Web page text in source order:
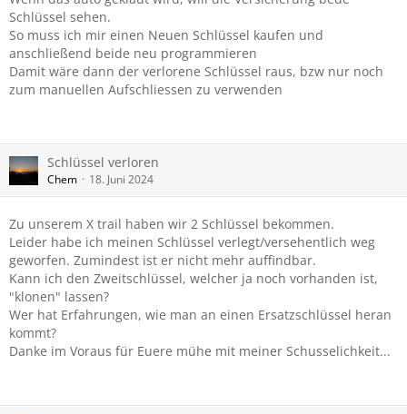
Schlüssel sehen.
So muss ich mir einen Neuen Schlüssel kaufen und
anschließend beide neu programmieren
Damit wäre dann der verlorene Schlüssel raus, bzw nur noch
zum manuellen Aufschliessen zu verwenden
Schlüssel verloren
Chem 18. Juni 2024
Zu unserem X trail haben wir 2 Schlüssel bekommen.
Leider habe ich meinen Schlüssel verlegt/versehentlich weg
geworfen. Zumindest ist er nicht mehr auffindbar.
Kann ich den Zweitschlüssel, welcher ja noch vorhanden ist,
"klonen" lassen?
Wer hat Erfahrungen, wie man an einen Ersatzschlüssel heran
kommt?
Danke im Voraus für Euere mühe mit meiner Schusselichkeit...